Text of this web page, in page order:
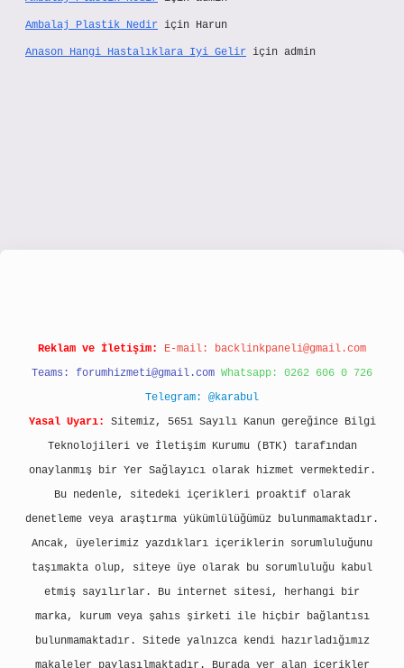
Ambalaj Plastik Nedir için Harun
Anason Hangi Hastalıklara Iyi Gelir için admin
Reklam ve İletişim: E-mail: backlinkpaneli@gmail.com
Teams: forumhizmeti@gmail.com Whatsapp: 0262 606 0 726
Telegram: @karabul
Yasal Uyarı:
Sitemiz, 5651 Sayılı Kanun gereğince Bilgi
Teknolojileri ve İletişim Kurumu (BTK) tarafından
onaylanmış bir Yer Sağlayıcı olarak hizmet vermektedir.
Bu nedenle, sitedeki içerikleri proaktif olarak
denetleme veya araştırma yükümlülüğümüz bulunmamaktadır.
Ancak, üyelerimiz yazdıkları içeriklerin sorumluluğunu
taşımakta olup, siteye üye olarak bu sorumluluğu kabul
etmiş sayılırlar. Bu internet sitesi, herhangi bir
marka, kurum veya şahıs şirketi ile hiçbir bağlantısı
bulunmamaktadır. Sitede yalnızca kendi hazırladığımız
makaleler paylaşılmaktadır. Burada yer alan içerikler